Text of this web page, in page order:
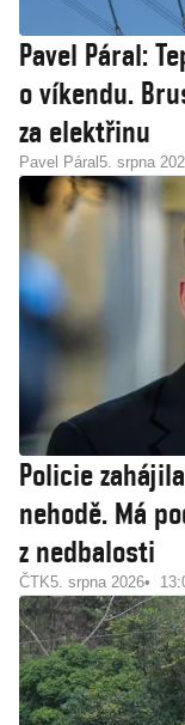
Pavel Páral:
o víkendu.
za elektřinu
Pavel Páral 5. srpna
Policie
nehodě. Má
z nedbalosti
ČTK5. srpna 2026